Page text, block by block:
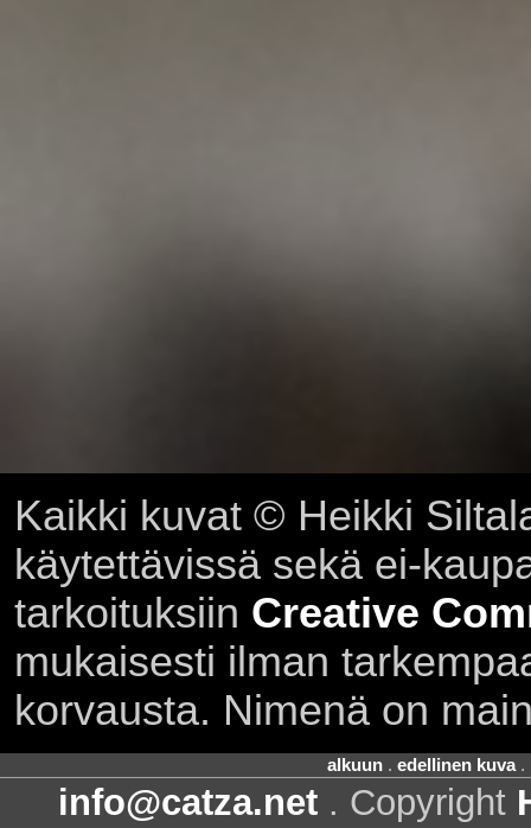
Kaikki kuvat © Heikki
käytettävissä sekä ei-
tarkoituksiin Creative
mukaisesti ilman
korvausta. Nimenä on
alkuun. edellinen kuva.
info@catza.net . Copyright